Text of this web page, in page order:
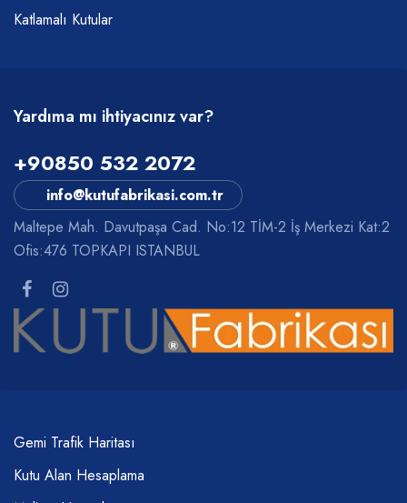
Katlamalı Kutular
Yardıma mı ihtiyacınız var?
+90850 532 2072
info@kutufabrikasi.com.tr
Maltepe Mah. Davutpaşa Cad. No:12 TİM-2 İş Merkezi Kat:2
Ofis:476 TOPKAPI ISTANBUL
Gemi Trafik Haritası
Kutu Alan Hesaplama